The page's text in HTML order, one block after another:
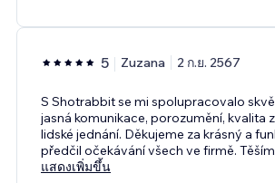
5 Zuzana 2 ก.ย. 2567
S Shotrabbit se mi spolupracovalo
jasná komunikace, porozumění, kvalita
lidské jednání. Děkujeme za krásný a
předčil očekávání všech ve firmě.
แสดงเพิ่มขึ้น